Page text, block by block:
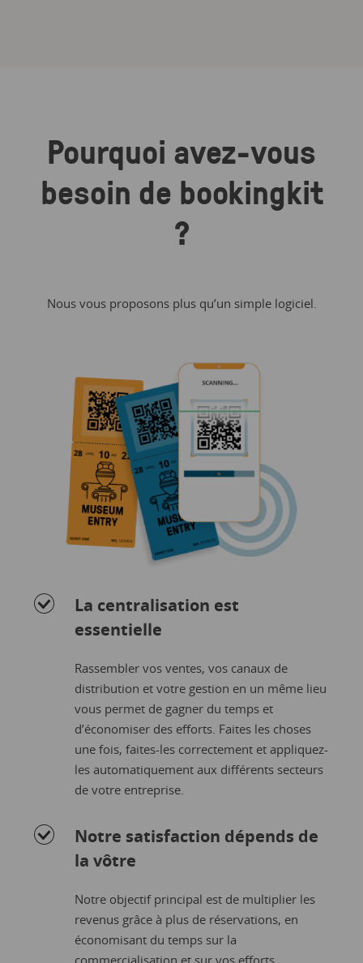
Pourquoi avez-vous
besoin de bookingkit
?
Nous vous proposons plus qu’un simple logiciel.
La centralisation est
essentielle
Rassembler vos ventes, vos canaux de
distribution et votre gestion en un même lieu
vous permet de gagner du temps et
d’économiser des efforts. Faites les choses
une fois, faites-les correctement et appliquez-
les automatiquement aux différents secteurs
de votre entreprise.
Notre satisfaction dépends de
la vôtre
Notre objectif principal est de multiplier les
revenus grâce à plus de réservations, en
économisant du temps sur la
commercialisation et sur vos efforts